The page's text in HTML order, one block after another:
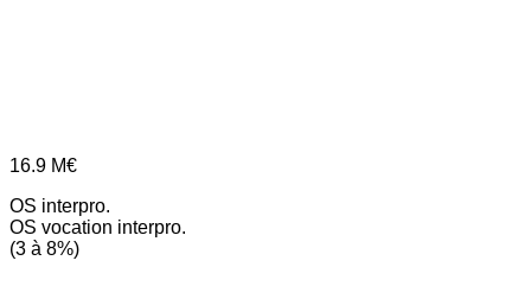
16.9 M€
OS interpro.
OS vocation interpro.
(3 à 8%)